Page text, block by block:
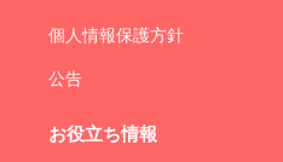
個人情報保護方針
公告
お役立ち情報